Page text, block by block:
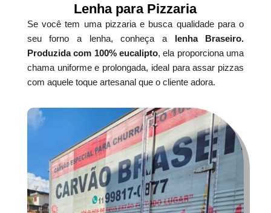
Lenha para Pizzaria
Se você tem uma pizzaria e busca qualidade para o
seu forno a lenha, conheça a lenha Braseiro.
Produzida com 100% eucalipto, ela proporciona uma
chama uniforme e prolongada, ideal para assar pizzas
com aquele toque artesanal que o cliente adora.